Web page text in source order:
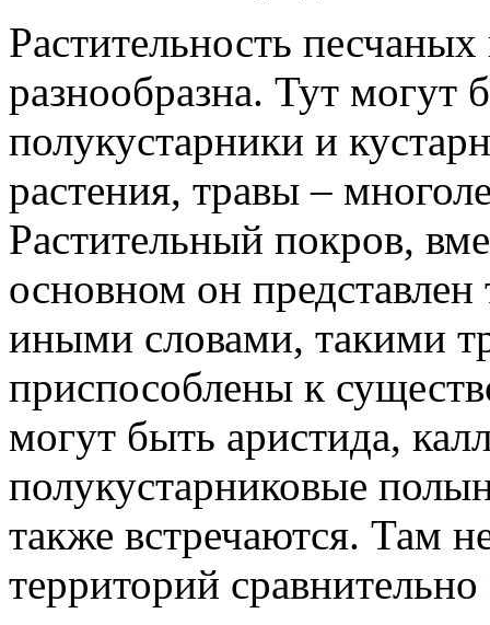
Растительность
разнообразна. Тут могут
полукустарники и
растения, травы –
Растительный покров,
основном он
иными словами, такими
приспособлены к
могут быть аристида,
полукустарниковые
также встречаются. Там
территорий